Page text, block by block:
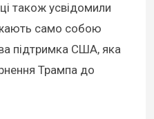
також усвідомили
само собою
підтримка США, яка
Трампа до